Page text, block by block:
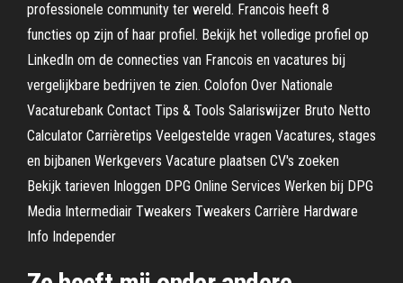
professionele community ter wereld. Francois heeft 8
functies op zijn of haar profiel. Bekijk het volledige profiel op
LinkedIn om de connecties van Francois en vacatures bij
vergelijkbare bedrijven te zien. Colofon Over Nationale
Vacaturebank Contact Tips & Tools Salariswijzer Bruto Netto
Calculator Carrièretips Veelgestelde vragen Vacatures, stages
en bijbanen Werkgevers Vacature plaatsen CV's zoeken
Bekijk tarieven Inloggen DPG Online Services Werken bij DPG
Media Intermediair Tweakers Tweakers Carrière Hardware
Info Independer